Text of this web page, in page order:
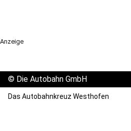
Anzeige
© Die Autobahn GmbH
Das Autobahnkreuz Westhofen